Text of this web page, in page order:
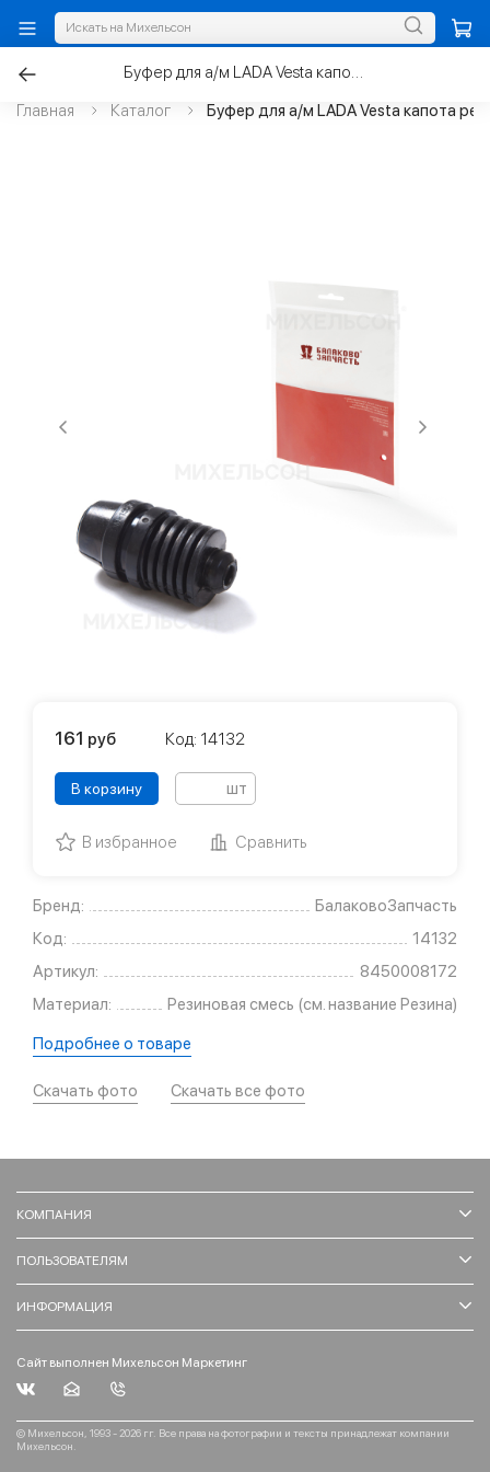
Главная Каталог Буфер для а/м LADA Vesta капота
Бренд:
БалаковоЗапчасть
Код:
14132
Артикул:
8450008172
Материал:
Резиновая смесь (см. название Резина)
Подробнее о товаре
Скачать фото Скачать все фото
161 руб Код: 14132
В корзину шт
В избранное Сравнить
КОМПАНИЯ
ПОЛЬЗОВАТЕЛЯМ
ИНФОРМАЦИЯ
Сайт выполнен Михельсон Маркетинг
© Михельсон, 1993 - 2026 гг. Все права на фотографии и тексты принадлежат компании
Михельсон.